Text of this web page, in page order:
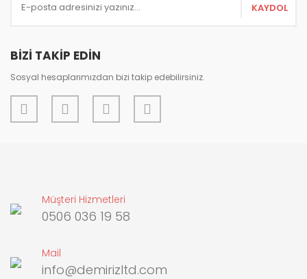
KAYDOL
BİZİ TAKİP EDİN
Sosyal hesaplarımızdan bizi takip edebilirsiniz.
Müşteri Hizmetleri
0506 036 19 58
Mail
info@demirizltd.com